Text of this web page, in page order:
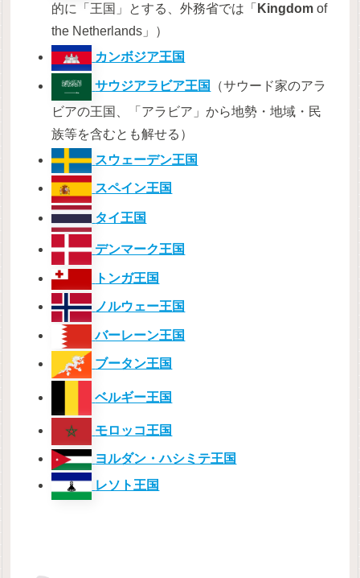
的に「王国」とする、外務省では「 Kingdom of
the Netherlands」）
カンボジア王国
サウジアラビア王国
（サウード家のアラ
ビアの王国、「アラビア」から地勢・地域・民
族等を含むとも解せる）
スウェーデン王国
スペイン王国
タイ王国
デンマーク王国
トンガ王国
ノルウェー王国
バーレーン王国
ブータン王国
ベルギー王国
モロッコ王国
ヨルダン・ハシミテ王国
レソト王国